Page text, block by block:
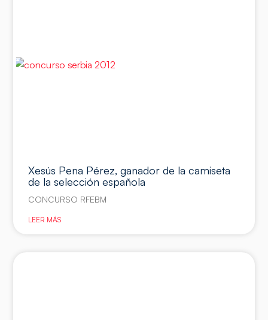
Xesús Pena Pérez, ganador de la camiseta
de la selección española
CONCURSO RFEBM
LEER MÁS